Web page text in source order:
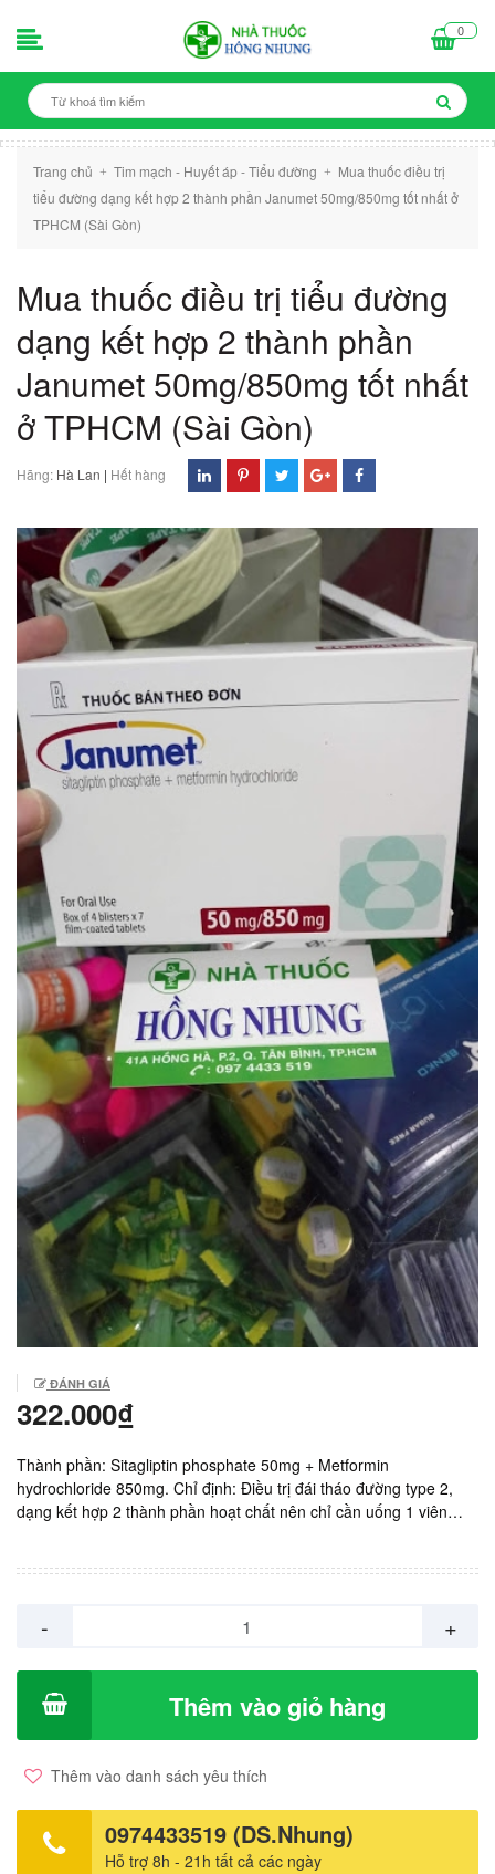
0
Trang chủ + Tim mạch - Huyết áp - Tiểu đường +
Mua thuốc điều trị
tiểu đường dạng kết hợp 2 thành phần Janumet 50mg/850mg tốt nhất ở
TPHCM (Sài Gòn)
Mua thuốc điều trị tiểu đường
dạng kết hợp 2 thành phần
Janumet 50mg/850mg tốt nhất
ở TPHCM (Sài Gòn)
Hãng: Hà Lan | Hết hàng
ĐÁNH GIÁ
322.000₫
Thành phần: Sitagliptin phosphate 50mg + Metformin
hydrochloride 850mg. Chỉ định: Điều trị đái tháo đường type 2,
dạng kết hợp 2 thành phần hoạt chất nên chỉ cần uống 1 viên
- +
Thêm vào giỏ hàng
Thêm vào danh sách yêu thích
0974433519 (DS.Nhung)
Hỗ trợ 8h - 21h tất cả các ngày